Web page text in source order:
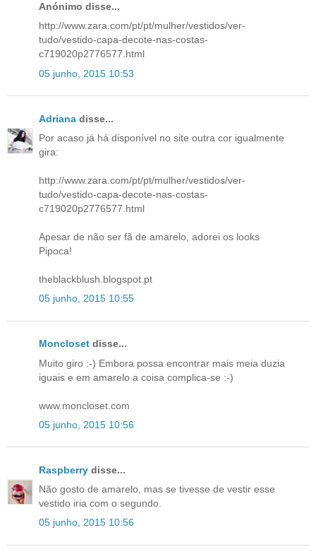
Anónimo disse...
http://www.zara.com/pt/pt/mulher/vestidos/ver-
tudo/vestido-capa-decote-nas-costas-
c719020p2776577.html
05 junho, 2015 10:53
Adriana disse...
Por acaso já há disponível no site outra cor igualmente
gira:
http://www.zara.com/pt/pt/mulher/vestidos/ver-
tudo/vestido-capa-decote-nas-costas-
c719020p2776577.html
Apesar de não ser fã de amarelo, adorei os looks
Pipoca!
theblackblush.blogspot.pt
05 junho, 2015 10:55
Moncloset disse...
Muito giro :-) Embora possa encontrar mais meia duzia
iguais e em amarelo a coisa complica-se :-)
www.moncloset.com
05 junho, 2015 10:56
Raspberry disse...
Não gosto de amarelo, mas se tivesse de vestir esse
vestido iria com o segundo.
05 junho, 2015 10:56